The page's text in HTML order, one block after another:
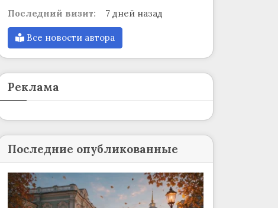
Последний визит:
7 дней назад
Все новости автора
Реклама
Последние опубликованные